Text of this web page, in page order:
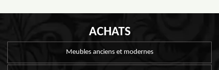
ACHATS
Meubles anciens et modernes